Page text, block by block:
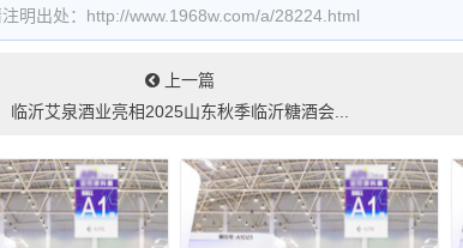
明出处：http://www.1968w.com/a/28224.html
上一篇
临沂艾泉酒业亮相2025山东秋季临沂糖酒会...